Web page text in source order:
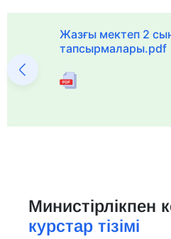
Жазғы мектеп 2
тапсырмалары.pdf
Министірлікпен
курстар тізімі